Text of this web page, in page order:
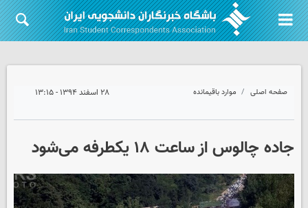
صفحه اصلی موارد باقیمانده ۲۸ اسفند ۱۳۹۴ - ۱۳:۱۵
جاده چالوس از ساعت ۱۸ یکطرفه می‌شود